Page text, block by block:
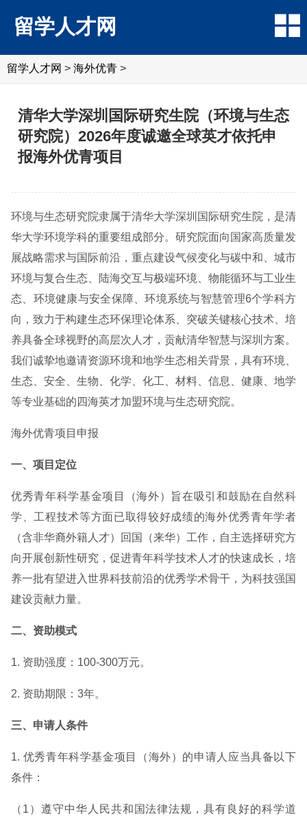
留学人才网
留学人才网 > 海外优青 >
清华大学深圳国际研究生院（环境与生态
研究院）2026年度诚邀全球英才依托申
报海外优青项目
环境与生态研究院隶属于清华大学深圳国际研究生院，是清
华大学环境学科的重要组成部分。研究院面向国家高质量发
展战略需求与国际前沿，重点建设气候变化与碳中和、城市
环境与复合生态、陆海交互与极端环境、物能循环与工业生
态、环境健康与安全保障、环境系统与智慧管理6个学科方
向，致力于构建生态环保理论体系、突破关键核心技术、培
养具备全球视野的高层次人才，贡献清华智慧与深圳方案。
我们诚挚地邀请资源环境和地学生态相关背景，具有环境、
生态、安全、生物、化学、化工、材料、信息、健康、地学
等专业基础的四海英才加盟环境与生态研究院。
海外优青项目申报
一、项目定位
优秀青年科学基金项目（海外）旨在吸引和鼓励在自然科
学、工程技术等方面已取得较好成绩的海外优秀青年学者
（含非华裔外籍人才）回国（来华）工作，自主选择研究方
向开展创新性研究，促进青年科学技术人才的快速成长，培
养一批有望进入世界科技前沿的优秀学术骨干，为科技强国
建设贡献力量。
二、资助模式
1. 资助强度：100-300万元。
2. 资助期限：3年。
三、申请人条件
1. 优秀青年科学基金项目（海外）的申请人应当具备以下
条件：
（1）遵守中华人民共和国法律法规，具有良好的科学道